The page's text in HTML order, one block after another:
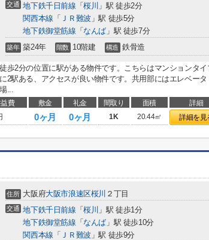
交通 地下鉄千日前線 「桜川 」駅 徒歩2分
関西本線 「 ＪＲ難波 」駅 徒歩5分
地下鉄御堂筋線 「 なんば 」駅 徒歩7分
築年 築24年 階数 10階建 構造 鉄骨造
徒歩2分の位置に駅がある物件です。こちらはマンションタイ
に2駅ある、アクセスが良い物件です。共用部にはエレベータ
場...
費 敷金 礼金 間取り 面積 詳細
0ヶ月 0ヶ月 1K 20.44㎡ 詳細を見
住所 大阪府大阪市浪速区桜川 ２丁目
交通 地下鉄千日前線 「桜川 」駅 徒歩1分
地下鉄御堂筋線 「 なんば 」駅 徒歩10分
関西本線 「 ＪＲ難波 」駅 徒歩9分